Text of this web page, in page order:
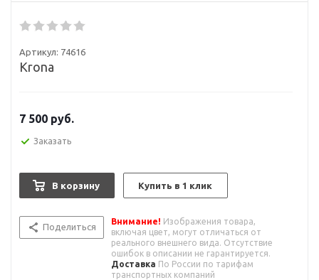
Артикул: 74616
Krona
7 500 руб.
Заказать
В корзину Купить в 1 клик
Поделиться
Внимание! Изображения товара,
включая цвет, могут отличаться от
реального внешнего вида. Отсутствие
ошибок в описании не гарантируется.
Доставка По России по тарифам
транспортных компаний